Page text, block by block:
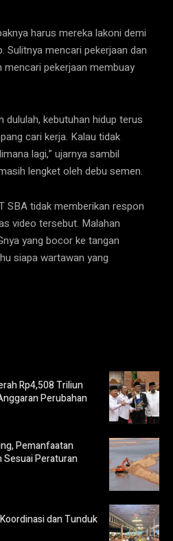
harus mereka lakoni demi
Sulitnya mencari pekerjaan dan
pekerjaan membuay
dululah, kebutuhan hidup terus
cari kerja. Kalau tidak
lagi,” ujarnya sambil
lengket oleh debu semen.
SBA tidak memberikan respon
video tersebut. Malahan
yang bocor ke tangan
siapa wartawan yang
Rp4,508 Triliun
Perubahan
Pemanfaatan
Sesuai Peraturan
dan Tunduk